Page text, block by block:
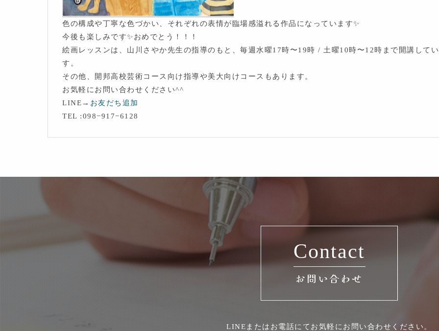
色の構成や丁寧な色づかい、それぞれの表情が臨場感溢れる作品になっています✨
今後も楽しみです✨おめでとう！！！
絵画レッスンは、山川さやか先生の指導のもと、毎週水曜17時〜19時 / 土曜10時〜12時まで開講して
す。
その他、開邦高校芸術コース向け指導や美大向けコースもあります。
お気軽にお問い合わせください^^
LINE→ お友だち追加
TEL :098−917−6128
Contact
お問い合わせ
LINEまたはお電話にてお気軽にお問い合わせください。